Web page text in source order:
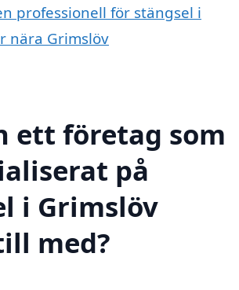
professionell för stängsel i
nära Grimslöv
ett företag som
på
i Grimslöv
med?